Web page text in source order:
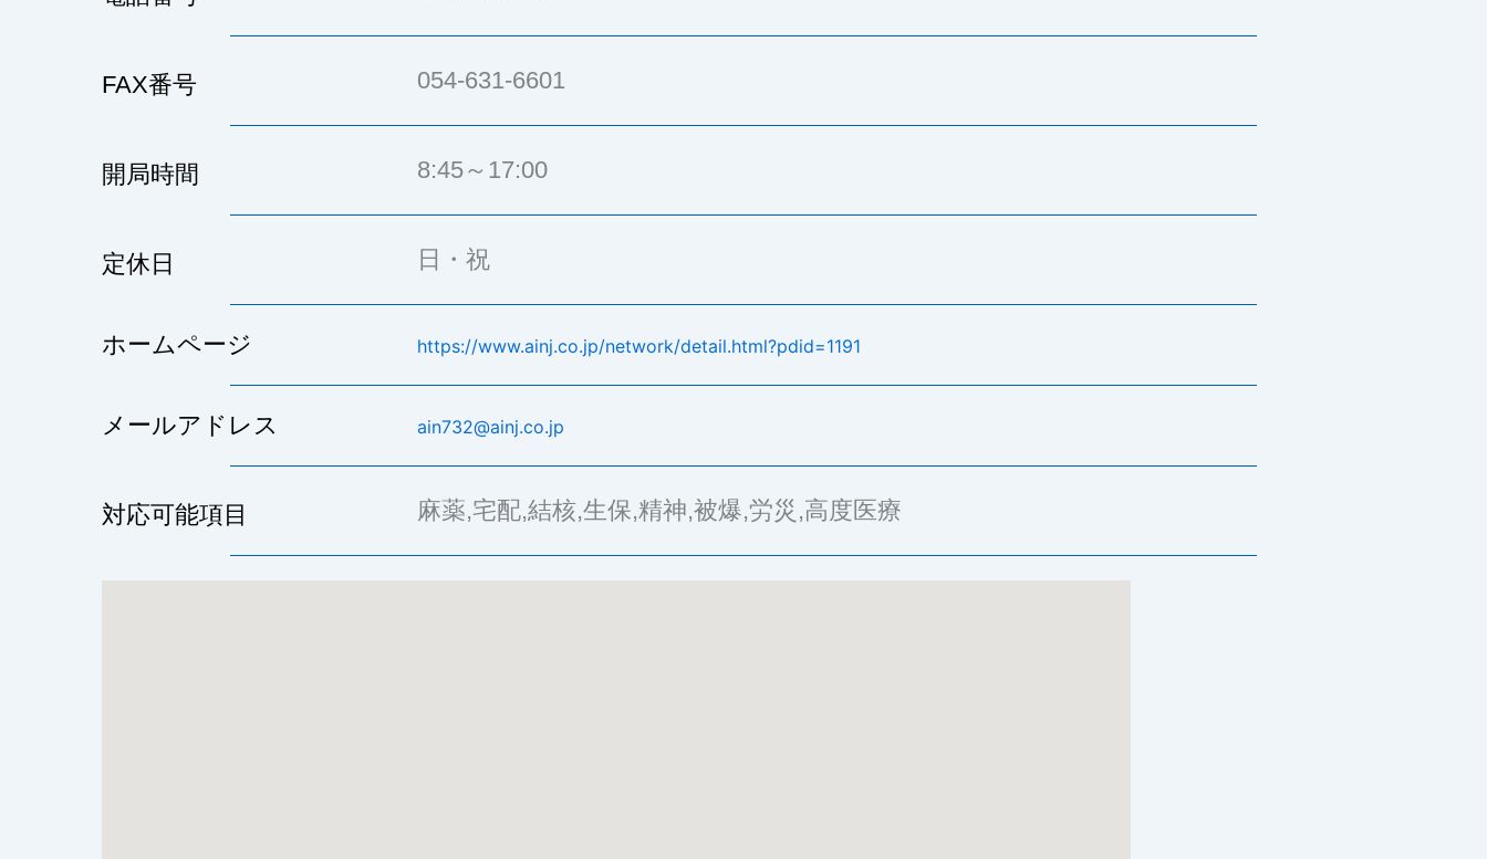
FAX番号 054-631-6601
開局時間 8:45～17:00
定休日 日・祝
ホームページ https://www.ainj.co.jp/network/detail.html?pdid=1191
メールアドレス ain732@ainj.co.jp
対応可能項目 麻薬,宅配,結核,生保,精神,被爆,労災,高度医療